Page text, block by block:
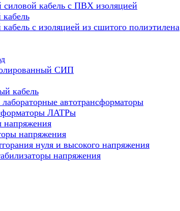
кабель с ПВХ изоляцией
с изоляцией из сшитого полиэтилена
СИП
кабель
автотрансформаторы
ЛАТРы
напряжения
напряжения
нуля и высокого напряжения
напряжения